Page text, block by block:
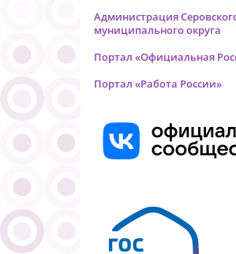
Администрация
муниципального округа
Портал «Официальная
Портал «Работа России»